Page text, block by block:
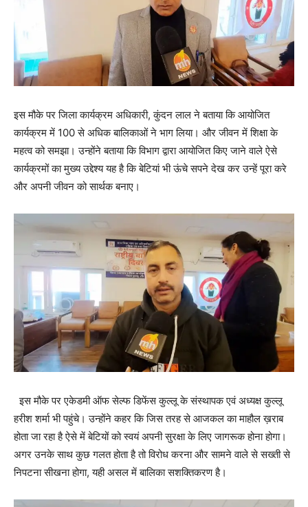
इस मौके पर जिला कार्यक्रम अधिकारी, कुंदन लाल ने बताया कि आयोजित
कार्यक्रम में 100 से अधिक बालिकाओं ने भाग लिया। और जीवन में शिक्षा के
महत्व को समझा। उन्होंने बताया कि विभाग द्वारा आयोजित किए जाने वाले ऐसे
कार्यक्रमों का मुख्य उद्देश्य यह है कि बेटियां भी ऊंचे सपने देख कर उन्हें पूरा करे
और अपनी जीवन को सार्थक बनाए।
इस मौके पर एकेडमी ऑफ सेल्फ डिफेंस कुल्लू के संस्थापक एवं अध्यक्ष कुल्लू
हरीश शर्मा भी पहुंचे। उन्होंने कहर कि जिस तरह से आजकल का माहौल ख़राब
होता जा रहा है ऐसे में बेटियों को स्वयं अपनी सुरक्षा के लिए जागरूक होना होगा।
अगर उनके साथ कुछ गलत होता है तो विरोध करना और सामने वाले से सख्ती से
निपटना सीखना होगा, यही असल में बालिका सशक्तिकरण है।